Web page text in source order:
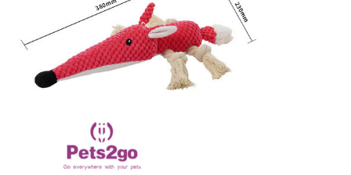
PRIVACY
POLICY